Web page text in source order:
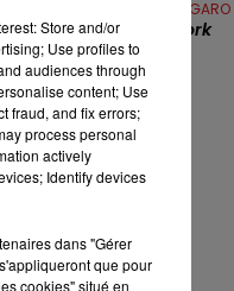
7h00 - 10h00
RDL WEEK-END
CLAUDE NOUGARO
Nougayork
Store and/or
Use profiles to
audiences through
content; Use
fraud, and fix errors;
process personal
actively
Identify devices
dans "Gérer
que pour
cookies" situé en